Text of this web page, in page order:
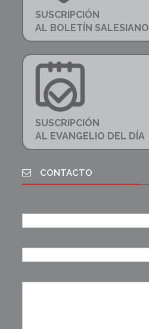
SUSCRIPCIÓN
AL BOLETÍN SALESIANO
SUSCRIPCIÓN
AL EVANGELIO DEL DÍA
CONTACTO